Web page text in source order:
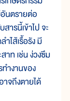
อันตรายต่อ
ารนี้เข้าไป จะ
ำไส้เรื้อรัง มี
าท เช่น ง่วงซึม
ำงานของ
าจถึงตายได้